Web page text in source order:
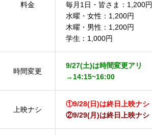
料金
毎月1日・皆さま：1,200円
水曜・女性：1,200円
木曜・男性：1,200円
学生：1,000円
時間変更
9/27(土)は時間変更アリ
→14:15~16:00
上映ナシ
①9/28(日)は終日上映ナシ
②9/29(月)は終日上映ナシ